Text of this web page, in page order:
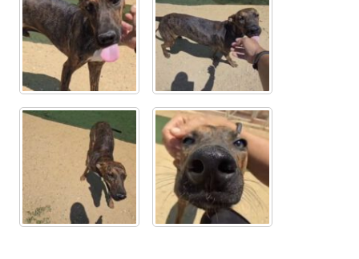
Glückliche Fellnasen
Happy End Stories
Regenbogenbrücke
SALVA News
Reiseberichte